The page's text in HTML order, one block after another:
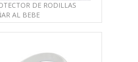
DE RODILLAS
AL BEBE